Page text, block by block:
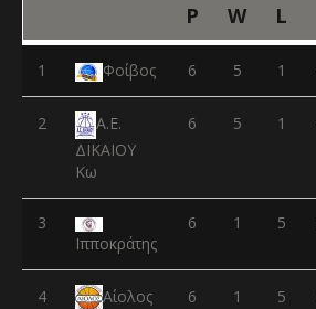
P W L
1 Φοίβος 6 5 1
2
Α.Ε.
ΔΙΚΑΙΟΥ
Κω
6 5 1
3
Ιπποκράτης
6 1 5
4
Αίολος
6 1 5